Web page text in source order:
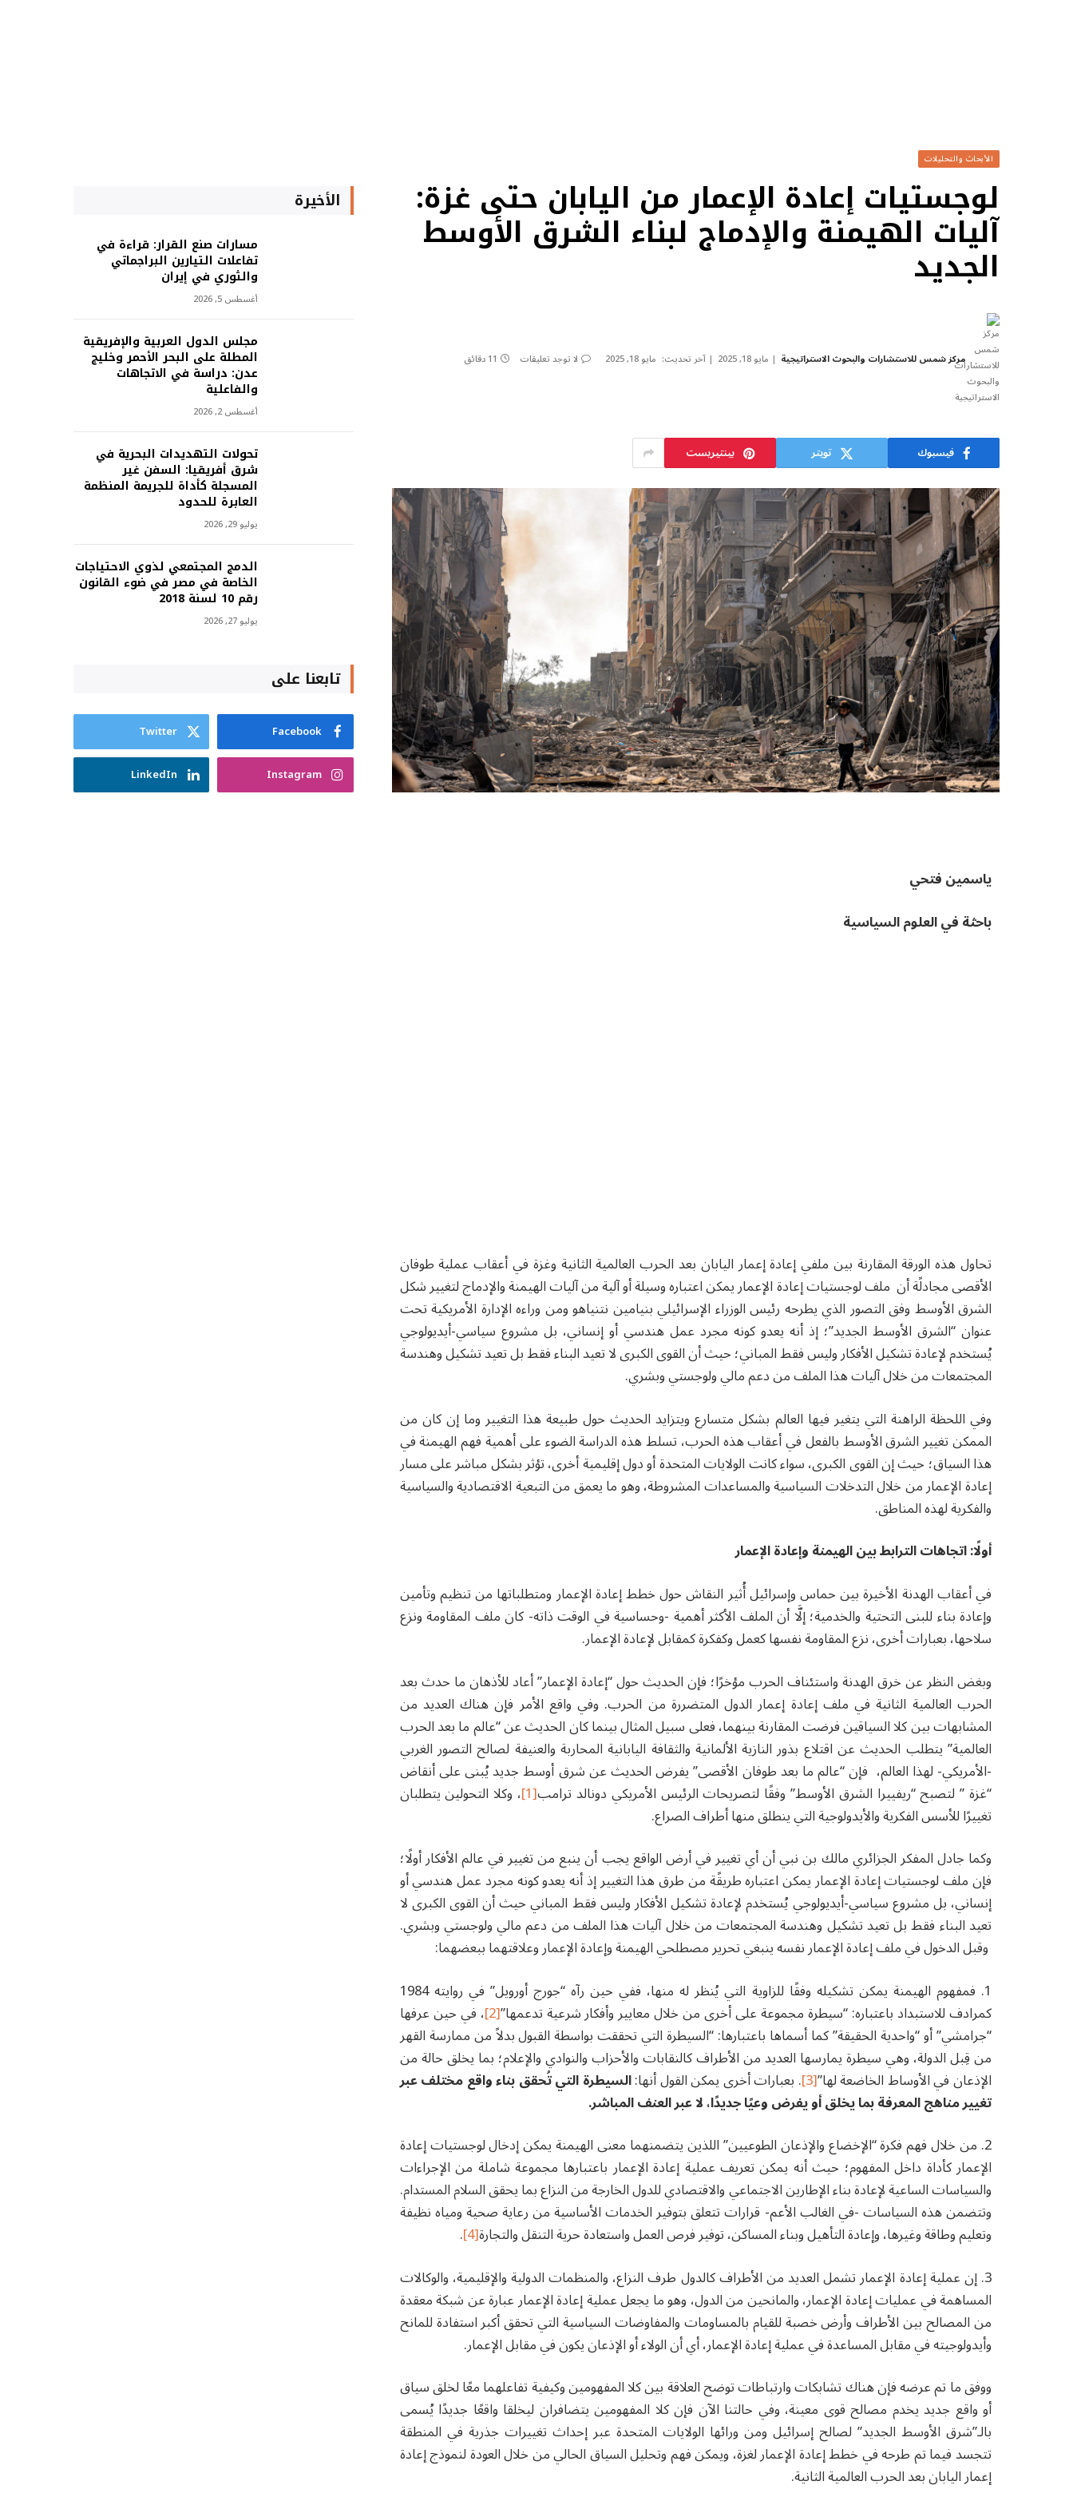
الأبحاث والتحليلات
لوجستيات إعادة الإعمار من اليابان حتى غزة:
آليات الهيمنة والإدماج لبناء الشرق الأوسط
الجديد
مركز شمس للاستشارات والبحوث الاستراتيجية مايو 18, 2025 آخر تحديث: مايو 18, 2025 لا توجد تعليقات 11 دقائق
فيسبوك تويتر بينتيريست
ياسمين فتحي
باحثة في العلوم السياسية
تحاول هذه الورقة المقارنة بين ملفي إعادة إعمار اليابان بعد الحرب العالمية الثانية وغزة في أعقاب عملية طوفان
الأقصى مجادلًة أن ملف لوجستيات إعادة الإعمار يمكن اعتباره وسيلة أو آلية من آليات الهيمنة والإدماج لتغيير شكل
الشرق الأوسط وفق التصور الذي يطرحه رئيس الوزراء الإسرائيلي بنيامين نتنياهو ومن وراءه الإدارة الأمريكية تحت
عنوان “الشرق الأوسط الجديد”؛ إذ أنه يعدو كونه مجرد عمل هندسي أو إنساني، بل مشروع سياسي-أيديولوجي
يُستخدم لإعادة تشكيل الأفكار وليس فقط المباني؛ حيث أن القوى الكبرى لا تعيد البناء فقط بل تعيد تشكيل وهندسة
المجتمعات من خلال آليات هذا الملف من دعم مالي ولوجستي وبشري.
وفي اللحظة الراهنة التي يتغير فيها العالم بشكل متسارع ويتزايد الحديث حول طبيعة هذا التغيير وما إن كان من
الممكن تغيير الشرق الأوسط بالفعل في أعقاب هذه الحرب، تسلط هذه الدراسة الضوء على أهمية فهم الهيمنة في
هذا السياق؛ حيث إن القوى الكبرى، سواء كانت الولايات المتحدة أو دول إقليمية أخرى، تؤثر بشكل مباشر على مسار
إعادة الإعمار من خلال التدخلات السياسية والمساعدات المشروطة، وهو ما يعمق من التبعية الاقتصادية والسياسية
والفكرية لهذه المناطق.
أولًا: اتجاهات الترابط بين الهيمنة وإعادة الإعمار
في أعقاب الهدنة الأخيرة بين حماس وإسرائيل أُثير النقاش حول خطط إعادة الإعمار ومتطلباتها من تنظيم وتأمين
وإعادة بناء للبنى التحتية والخدمية؛ إلَّا أن الملف الأكثر أهمية -وحساسية في الوقت ذاته- كان ملف المقاومة ونزع
سلاحها، بعبارات أخرى، نزع المقاومة نفسها كعمل وكفكرة كمقابل لإعادة الإعمار.
وبغض النظر عن خرق الهدنة واستئناف الحرب مؤخرًا؛ فإن الحديث حول “إعادة الإعمار” أعاد للأذهان ما حدث بعد
الحرب العالمية الثانية في ملف إعادة إعمار الدول المتضررة من الحرب. وفي واقع الأمر فإن هناك العديد من
المشابهات بين كلا السياقين فرضت المقارنة بينهما، فعلى سبيل المثال بينما كان الحديث عن “عالم ما بعد الحرب
العالمية” يتطلب الحديث عن اقتلاع بذور النازية الألمانية والثقافة اليابانية المحاربة والعنيفة لصالح التصور الغربي
-الأمريكي- لهذا العالم، فإن “عالم ما بعد طوفان الأقصى” يفرض الحديث عن شرق أوسط جديد يُبنى على أنقاض
“غزة ” لتصبح “ريفييرا الشرق الأوسط” وفقًا لتصريحات الرئيس الأمريكي دونالد ترامب[1] ، وكلا التحولين يتطلبان
تغييرًا للأسس الفكرية والأيدولوجية التي ينطلق منها أطراف الصراع.
وكما جادل المفكر الجزائري مالك بن نبي أن أي تغيير في أرض الواقع يجب أن ينبع من تغيير في عالم الأفكار أولًا؛
فإن ملف لوجستيات إعادة الإعمار يمكن اعتباره طريقًة من طرق هذا التغيير إذ أنه يعدو كونه مجرد عمل هندسي أو
إنساني، بل مشروع سياسي-أيديولوجي يُستخدم لإعادة تشكيل الأفكار وليس فقط المباني حيث أن القوى الكبرى لا
تعيد البناء فقط بل تعيد تشكيل وهندسة المجتمعات من خلال آليات هذا الملف من دعم مالي ولوجستي وبشري.
وقبل الدخول في ملف إعادة الإعمار نفسه ينبغي تحرير مصطلحي الهيمنة وإعادة الإعمار وعلاقتهما ببعضهما:
1. فمفهوم الهيمنة يمكن تشكيله وفقًا للزاوية التي يُنظر له منها، ففي حين رآه “جورج أورويل” في روايته 1984
كمرادف للاستبداد باعتباره: “سيطرة مجموعة على أخرى من خلال معايير وأفكار شرعية تدعمها”[2] ، في حين عرفها
“جرامشي” أو “واحدية الحقيقة” كما أسماها باعتبارها: “السيطرة التي تحققت بواسطة القبول بدلاً من ممارسة القهر
من قِبل الدولة، وهي سيطرة يمارسها العديد من الأطراف كالنقابات والأحزاب والنوادي والإعلام؛ بما يخلق حالة من
الإذعان في الأوساط الخاضعة لها”[3] . بعبارات أخرى يمكن القول أنها:السيطرة التي تُحقق بناء واقع مختلف عبر
تغيير مناهج المعرفة بما يخلق أو يفرض وعيًا جديدًا، لا عبر العنف المباشر.
2. من خلال فهم فكرة “الإخضاع والإذعان الطوعيين” اللذين يتضمنهما معنى الهيمنة يمكن إدخال لوجستيات إعادة
الإعمار كأداة داخل المفهوم؛ حيث أنه يمكن تعريف عملية إعادة الإعمار باعتبارها مجموعة شاملة من الإجراءات
والسياسات الساعية لإعادة بناء الإطارين الاجتماعي والاقتصادي للدول الخارجة من النزاع بما يحقق السلام المستدام.
وتتضمن هذه السياسات -في الغالب الأعم- قرارات تتعلق بتوفير الخدمات الأساسية من رعاية صحية ومياه نظيفة
وتعليم وطاقة وغيرها، وإعادة التأهيل وبناء المساكن، توفير فرص العمل واستعادة حرية التنقل والتجارة[4]
.
3. إن عملية إعادة الإعمار تشمل العديد من الأطراف كالدول طرف النزاع، والمنظمات الدولية والإقليمية، والوكالات
المساهمة في عمليات إعادة الإعمار، والمانحين من الدول، وهو ما يجعل عملية إعادة الإعمار عبارة عن شبكة معقدة
من المصالح بين الأطراف وأرض خصبة للقيام بالمساومات والمفاوضات السياسية التي تحقق أكبر استفادة للمانح
وأيدولوجيته في مقابل المساعدة في عملية إعادة الإعمار، أي أن الولاء أو الإذعان يكون في مقابل الإعمار.
ووفق ما تم عرضه فإن هناك تشابكات وارتباطات توضح العلاقة بين كلا المفهومين وكيفية تفاعلهما معًا لخلق سياق
أو واقع جديد يخدم مصالح قوى معينة، وفي حالتنا الآن فإن كلا المفهومين يتضافران ليخلقا واقعًا جديدًا يُسمى
بالـ”شرق الأوسط الجديد” لصالح إسرائيل ومن ورائها الولايات المتحدة عبر إحداث تغييرات جذرية في المنطقة
تتجسد فيما تم طرحه في خطط إعادة الإعمار لغزة، ويمكن فهم وتحليل السياق الحالي من خلال العودة لنموذج إعادة
إعمار اليابان بعد الحرب العالمية الثانية.
الأخيرة
مسارات صنع القرار: قراءة في
تفاعلات التيارين البراجماتي
والثوري في إيران
أغسطس 5, 2026
مجلس الدول العربية والإفريقية
المطلة على البحر الأحمر وخليج
عدن: دراسة في الاتجاهات
والفاعلية
أغسطس 2, 2026
تحولات التهديدات البحرية في
شرق أفريقيا: السفن غير
المسجلة كأداة للجريمة المنظمة
العابرة للحدود
يوليو 29, 2026
الدمج المجتمعي لذوي الاحتياجات
الخاصة في مصر في ضوء القانون
رقم 10 لسنة 2018
يوليو 27, 2026
تابعنا على
Facebook
Twitter
Instagram
LinkedIn